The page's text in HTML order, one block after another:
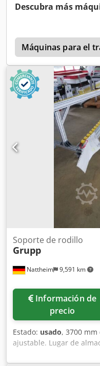
Descubra más
Máquinas para el
Nattheim 9,591 km
Soporte de rodillo
Grupp
Información de
precio
Estado: usado, 3700
ajustable. Lugar de